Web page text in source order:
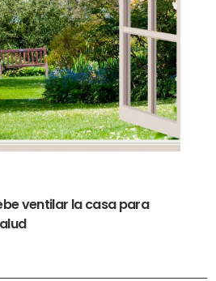
ventilar la casa para